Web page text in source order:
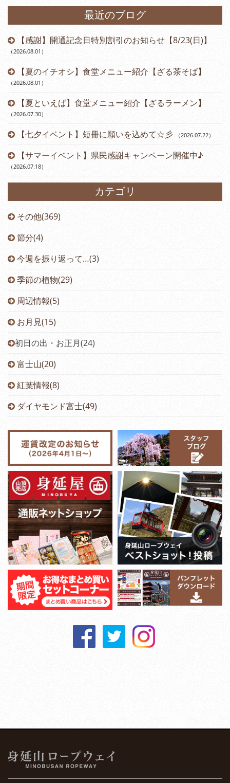
最近のブログ
【感謝】開通記念日特別割引のお知らせ【8/23(日)】
（2026.08.01 ）
【夏のイチオシ】食堂メニュー紹介【ざる茶そば】
（2026.08.01 ）
【夏といえば】食堂メニュー紹介【ざるラーメン】
（2026.07.30）
【七夕イベント】短冊に願いを込めて☆彡 （2026.07.22）
【サマーイベント】県民感謝キャンペーン開催中♪
（2026.07.18）
カテゴリ
その他(369)
節分(4)
今週を振り返って…(3)
季節の植物(29)
周辺情報(5)
お月見(15)
初日の出・お正月(24)
富士山(20)
紅葉情報(8)
ダイヤモンド富士(49)